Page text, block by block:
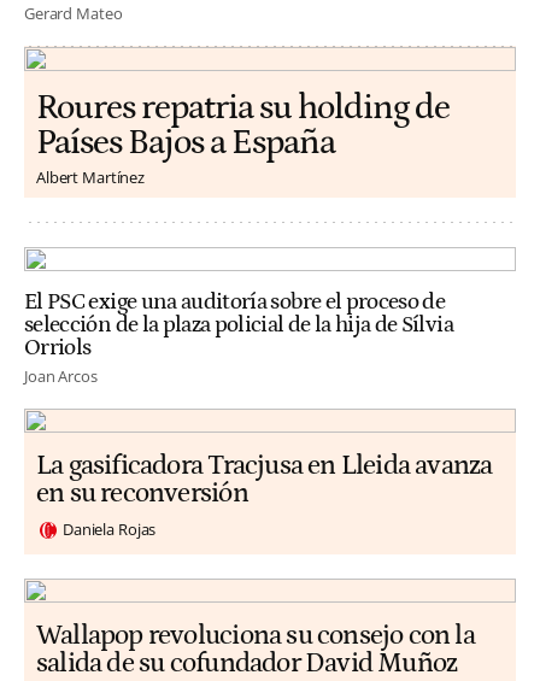
Gerard Mateo
Roures repatria su holding de
Países Bajos a España
Albert Martínez
El PSC exige una auditoría sobre el proceso de
selección de la plaza policial de la hija de Sílvia
Orriols
Joan Arcos
La gasificadora Tracjusa en Lleida avanza
en su reconversión
Daniela Rojas
Wallapop revoluciona su consejo con la
salida de su cofundador David Muñoz